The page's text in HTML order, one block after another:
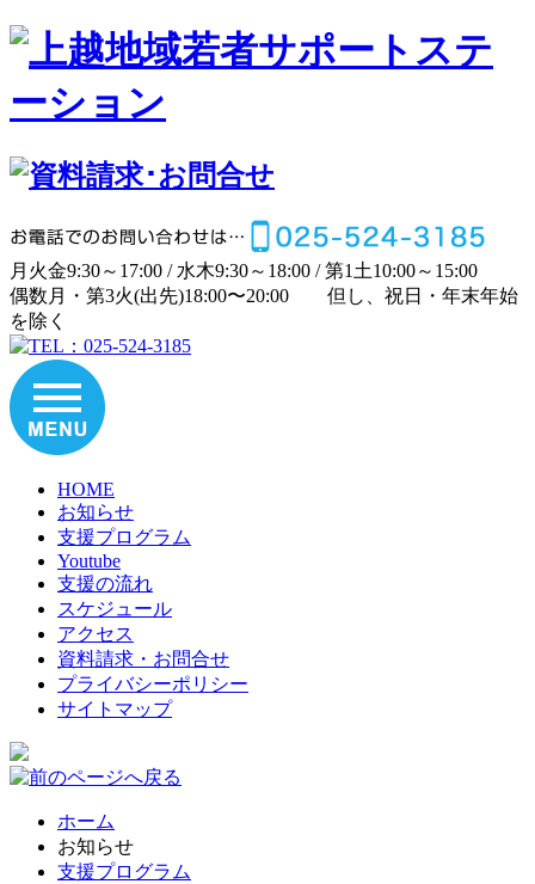
月 火金9:30～17:00 / 水木9:30～18:00 /第1土10:00～15:00
偶数月・第3火(出先)18:00〜20:00 但し、祝日・年末年始
を除く
HOME
お知らせ
支援プログラム
Youtube
支援の流れ
スケジュール
アクセス
資料請求・お問合せ
プライバシーポリシー
サイトマップ
ホーム
お知らせ
支援プログラム